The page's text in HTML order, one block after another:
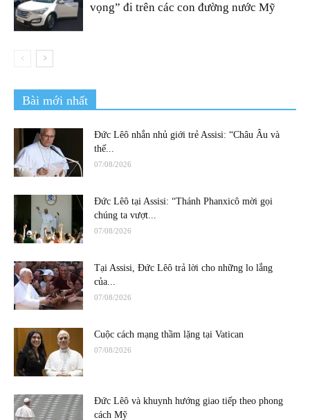
vọng” đi trên các con đường nước Mỹ
Bài mới nhất
Đức Lêô nhắn nhủ giới trẻ Assisi: “Châu Âu và
thế...
07/08/2026
Đức Lêô tại Assisi: “Thánh Phanxicô mời gọi
chúng ta vượt...
07/08/2026
Tại Assisi, Đức Lêô trả lời cho những lo lắng
của...
07/08/2026
Cuộc cách mạng thầm lặng tại Vatican
07/08/2026
Đức Lêô và khuynh hướng giao tiếp theo phong
cách Mỹ